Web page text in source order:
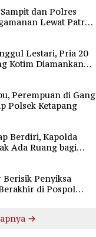
dan Polres
Lewat Patroli
Lestari, Pria 20
Kotim Diamankan
Perempuan di Gang
Polsek Ketapang
Berdiri, Kapolda
Ada Ruang bagi
Penyiksa
di Pospol